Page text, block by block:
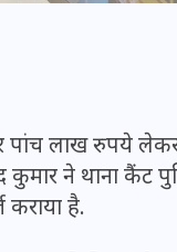
पांच लाख रुपये
कुमार ने थाना कैंट
कराया है.
पर